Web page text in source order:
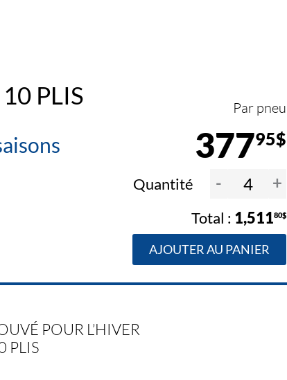
PLIS
Par pneu
37795$
Quantité - +
1,51180$
AJOUTER AU PANIER
POUR L’HIVER
PLIS